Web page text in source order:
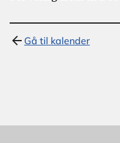
Gå til kalender